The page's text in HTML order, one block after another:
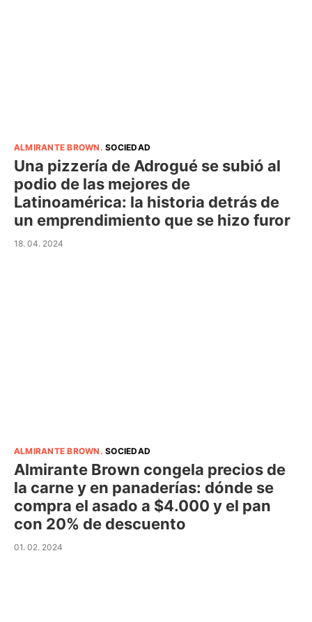
ALMIRANTE BROWN .SOCIEDAD
Una pizzería de Adrogué se subió al
podio de las mejores de
Latinoamérica: la historia detrás de
un emprendimiento que se hizo furor
18. 04. 2024
ALMIRANTE BROWN .SOCIEDAD
Almirante Brown congela precios de
la carne y en panaderías: dónde se
compra el asado a $4.000 y el pan
con 20% de descuento
01. 02. 2024